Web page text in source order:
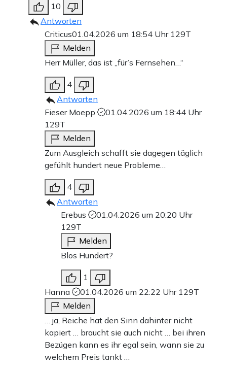
10
Antworten
Criticus01.04.2026 um 18:54 Uhr 129T
Melden
Herr Müller, das ist „für’s Fernsehen…“
4
Antworten
Fieser Moepp
01.04.2026 um 18:44 Uhr
129T
Melden
Zum Ausgleich schafft sie dagegen täglich
gefühlt hundert neue Probleme…
4
Antworten
Erebus
01.04.2026 um 20:20 Uhr
129T
Melden
Blos Hundert?
1
Hanna
01.04.2026 um 22:22 Uhr 129T
Melden
… ja, Reiche hat den Sinn dahinter nicht
kapiert … braucht sie auch nicht … bei ihren
Bezügen kann es ihr egal sein, wann sie zu
welchem Preis tankt …